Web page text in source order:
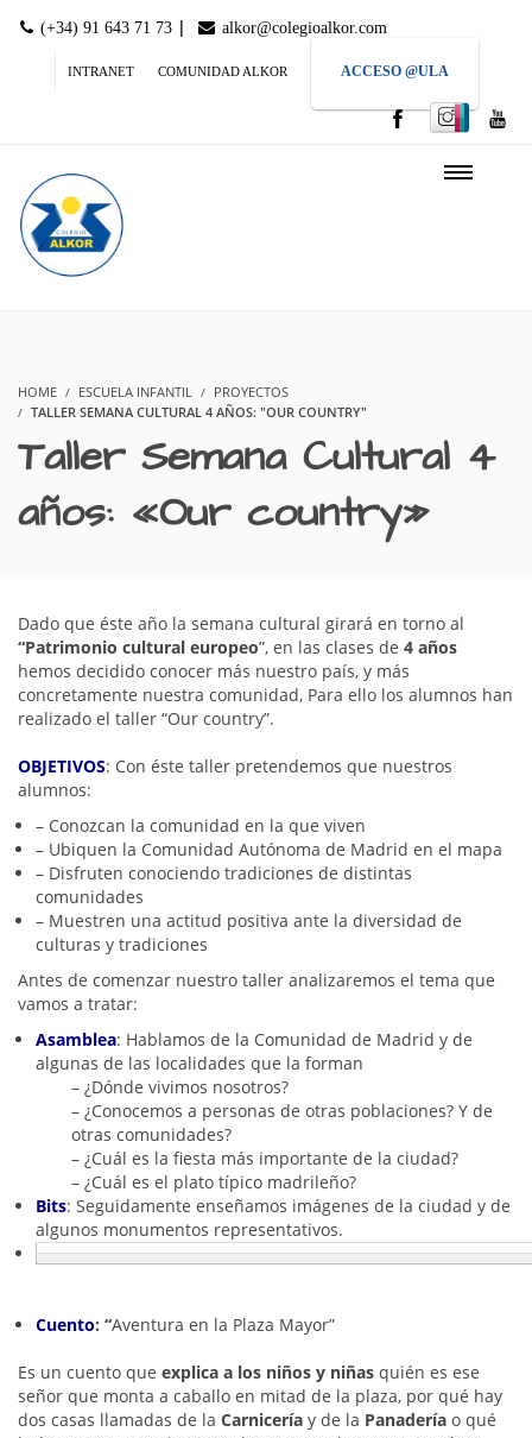
(+34) 91 643 71 73 | alkor@colegioalkor.com
INTRANET COMUNIDAD ALKOR ACCESO @ULA
HOME ESCUELA INFANTIL
PROYECTOS
TALLER SEMANA CULTURAL 4 AÑOS: "OUR COUNTRY"
Taller Semana Cultural 4
años: «Our country»
Dado que éste año la semana cultural girará en torno al
“Patrimonio cultural europeo”, en las clases de 4 años
hemos decidido conocer más nuestro país, y más
concretamente nuestra comunidad, Para ello los alumnos han
realizado el taller “Our country”.
OBJETIVOS: Con éste taller pretendemos que nuestros
alumnos:
– Conozcan la comunidad en la que viven
– Ubiquen la Comunidad Autónoma de Madrid en el mapa
– Disfruten conociendo tradiciones de distintas
comunidades
– Muestren una actitud positiva ante la diversidad de
culturas y tradiciones
Antes de comenzar nuestro taller analizaremos el tema que
vamos a tratar:
Asamblea: Hablamos de la Comunidad de Madrid y de
algunas de las localidades que la forman
– ¿Dónde vivimos nosotros?
– ¿Conocemos a personas de otras poblaciones? Y de
otras comunidades?
– ¿Cuál es la fiesta más importante de la ciudad?
– ¿Cuál es el plato típico madrileño?
Bits: Seguidamente enseñamos imágenes de la ciudad y de
algunos monumentos representativos.
Cuento: “Aventura en la Plaza Mayor”
Es un cuento que explica a los niños y niñas quién es ese
señor que monta a caballo en mitad de la plaza, por qué hay
dos casas llamadas de la Carnicería y de la Panadería o qué